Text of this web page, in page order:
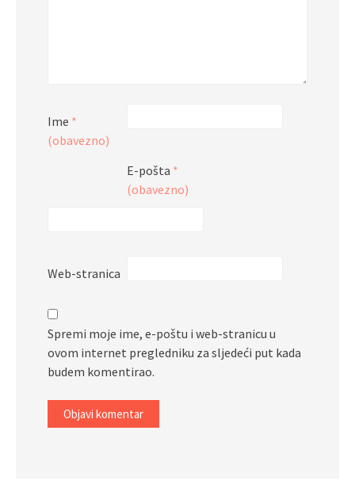
Ime *
(obavezno)
E-pošta *
(obavezno)
Web-stranica
Spremi moje ime, e-poštu i web-stranicu u
ovom internet pregledniku za sljedeći put kada
budem komentirao.